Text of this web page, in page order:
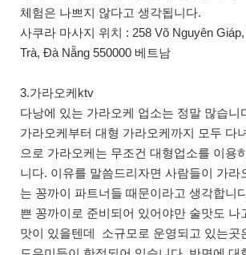
체험은 나쁘지 않다고 생각됩니다.
사쿠라 마사지 위치 : 258 Võ Nguyên
Trà, Đà Nẵng 550000 베트남
3.가라오케ktv
다낭에 있는 가라오케 업소는 정말 많습니
가라오케부터 대형 가라오케까지 모두 다
으로 가라오케는 무조건 대형업소를 이용
니다. 이유를 말씀드리자면 사람들이 가라
는 꽁까이 파트너들 때문이라고 생각합니
쁜 꽁까이로 준비되어 있어야만 술맛도 나
맛이 있을텐데 소규모로 운영되고 있는곳